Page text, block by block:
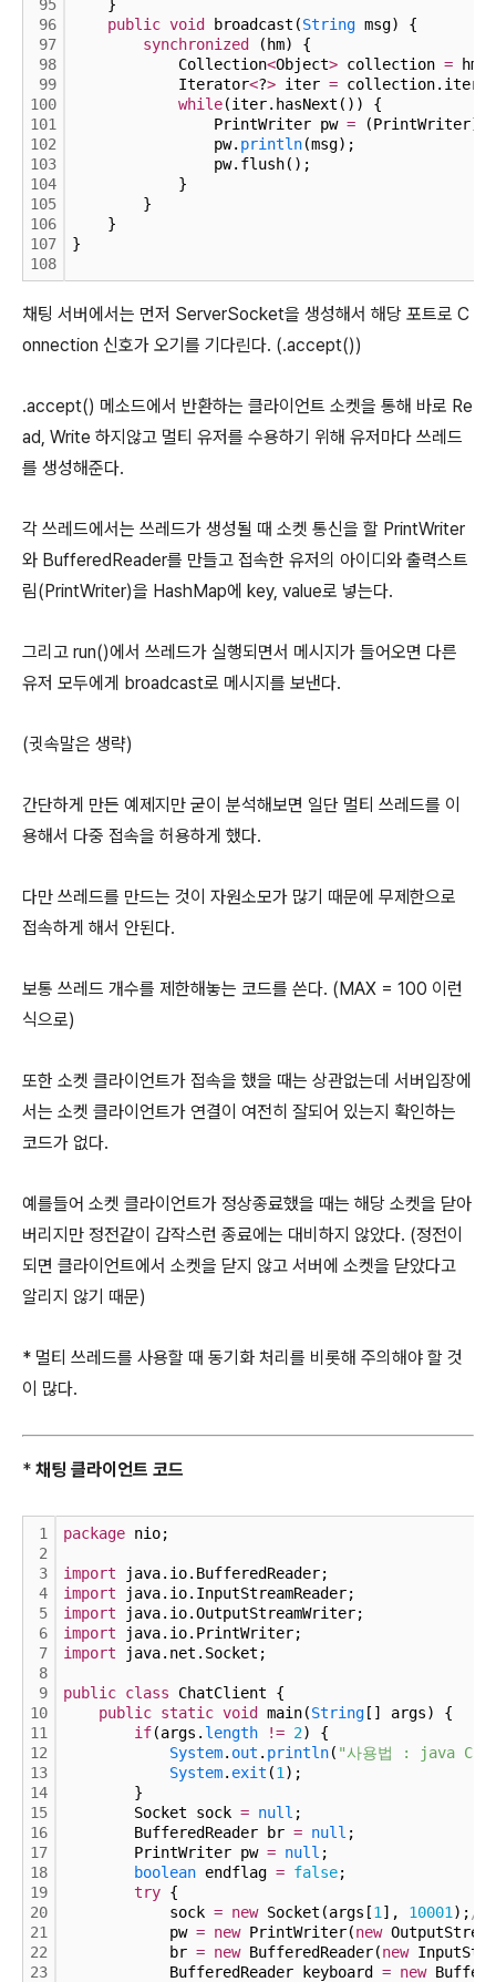
95
96
97
98
99
100
101
102
103
104
105
106
107
108
}
public void broadcast(String msg) {
synchronized
(hm) {
Collection<Object> collection =
Iterator<?> iter =
while(iter.hasNext()) {
PrintWriter pw =
pw. println(msg);
pw.flush();
}
}
}
}
채팅 서버에서는 먼저 ServerSocket을 생성해서 해당 포트로 C
onnection 신호가 오기를 기다린다. (.accept())
.accept() 메소드에서 반환하는 클라이언트 소켓을 통해 바로 Re
ad, Write 하지않고 멀티 유저를 수용하기 위해 유저마다 쓰레드
를 생성해준다.
각 쓰레드에서는 쓰레드가 생성될 때 소켓 통신을 할 PrintWriter
와 BufferedReader를 만들고 접속한 유저의 아이디와 출력스트
림(PrintWriter)을 HashMap에 key, value로 넣는다.
그리고 run()에서 쓰레드가 실행되면서 메시지가 들어오면 다른
유저 모두에게 broadcast로 메시지를 보낸다.
(귓속말은 생략)
간단하게 만든 예제지만 굳이 분석해보면 일단 멀티 쓰레드를 이
용해서 다중 접속을 허용하게 했다.
다만 쓰레드를 만드는 것이 자원소모가 많기 때문에 무제한으로
접속하게 해서 안된다.
보통 쓰레드 개수를 제한해놓는 코드를 쓴다. (MAX = 100 이런
식으로)
또한 소켓 클라이언트가 접속을 했을 때는 상관없는데 서버입장에
서는 소켓 클라이언트가 연결이 여전히 잘되어 있는지 확인하는
코드가 없다.
예를들어 소켓 클라이언트가 정상종료했을 때는 해당 소켓을 닫아
버리지만 정전같이 갑작스런 종료에는 대비하지 않았다. (정전이
되면 클라이언트에서 소켓을 닫지 않고 서버에 소켓을 닫았다고
알리지 않기 때문)
* 멀티 쓰레드를 사용할 때 동기화 처리를 비롯해 주의해야 할 것
이 많다.
* 채팅 클라이언트 코드
1
2
3
4
5
6
7
8
9
10
11
12
13
14
15
16
17
18
19
20
21
22
23
package nio;
import java.io.BufferedReader;
import java.io.InputStreamReader;
import java.io.OutputStreamWriter;
import java.io.PrintWriter;
import java.net.Socket;
public class ChatClient {
public static void main(String [] args) {
if(args. length != 2) {
System. out . println( "사용법 : java
System. exit (1 );
}
Socket sock = null ;
BufferedReader br = null ;
PrintWriter pw = null ;
boolean endflag = false;
try {
sock = new Socket(args[1 ], 10001 ); //
pw = new PrintWriter(new
br = new BufferedReader(new
BufferedReader keyboard = new